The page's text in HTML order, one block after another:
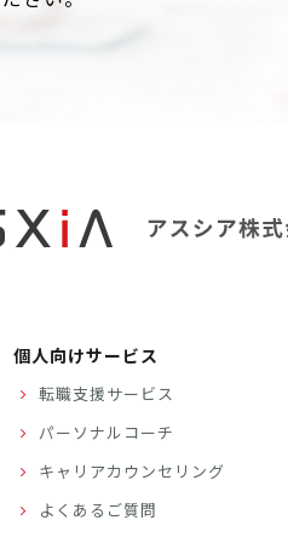
個人向けサービス
転職支援サービス
パーソナルコーチ
キャリアカウンセリング
よくあるご質問